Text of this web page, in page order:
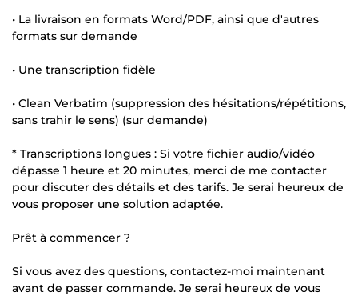
• La livraison en formats Word/PDF, ainsi que d'autres
formats sur demande
• Une transcription fidèle
• Clean Verbatim (suppression des hésitations/répétitions,
sans trahir le sens) (sur demande)
* Transcriptions longues : Si votre fichier audio/vidéo
dépasse 1 heure et 20 minutes, merci de me contacter
pour discuter des détails et des tarifs. Je serai heureux de
vous proposer une solution adaptée.
Prêt à commencer ?
Si vous avez des questions, contactez-moi maintenant
avant de passer commande. Je serai heureux de vous